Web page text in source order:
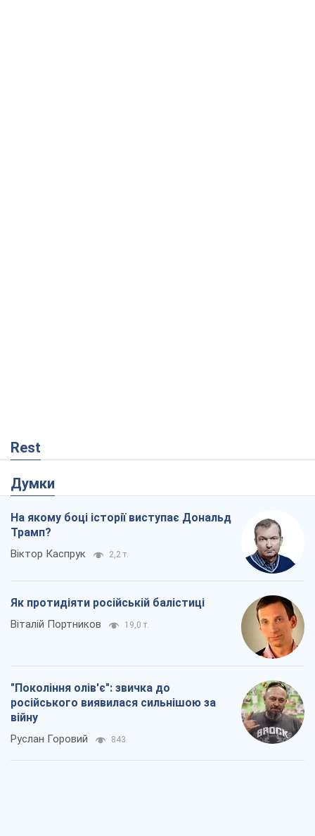
Rest
Думки
На якому боці історії виступає Дональд
Трамп?
Віктор Каспрук 2,2 т.
Як протидіяти російській балістиці
Віталій Портников 19,0 т.
"Покоління олів'є": звичка до
російського виявилася сильнішою за
війну
Руслан Горовий 843